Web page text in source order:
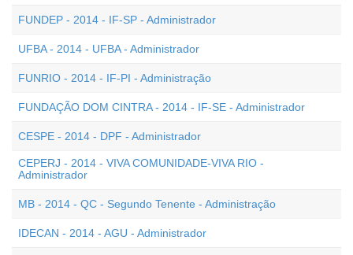
FUNDEP - 2014 - IF-SP - Administrador
UFBA - 2014 - UFBA - Administrador
FUNRIO - 2014 - IF-PI - Administração
FUNDAÇÃO DOM CINTRA - 2014 - IF-SE - Administrador
CESPE - 2014 - DPF - Administrador
CEPERJ - 2014 - VIVA COMUNIDADE-VIVA RIO -
Administrador
MB - 2014 - QC - Segundo Tenente - Administração
IDECAN - 2014 - AGU - Administrador